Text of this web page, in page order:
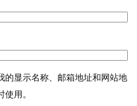
的显示名称、邮箱地址和网站地
使用。